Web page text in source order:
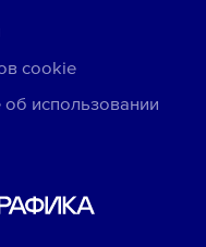
cookie
использовании